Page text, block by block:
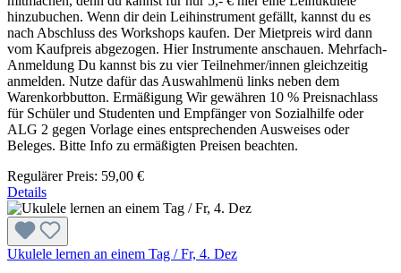
hinzubuchen. Wenn dir dein Leihinstrument gefällt, kannst du es
nach Abschluss des Workshops kaufen. Der Mietpreis wird dann
vom Kaufpreis abgezogen. Hier Instrumente anschauen. Mehrfach-
Anmeldung Du kannst bis zu vier Teilnehmer/innen gleichzeitig
anmelden. Nutze dafür das Auswahlmenü links neben dem
Warenkorbbutton. Ermäßigung Wir gewähren 10 % Preisnachlass
für Schüler und Studenten und Empfänger von Sozialhilfe oder
ALG 2 gegen Vorlage eines entsprechenden Ausweises oder
Beleges. Bitte Info zu ermäßigten Preisen beachten.
Regulärer Preis: 59,00 €
Details
Ukulele lernen an einem Tag / Fr, 4. Dez